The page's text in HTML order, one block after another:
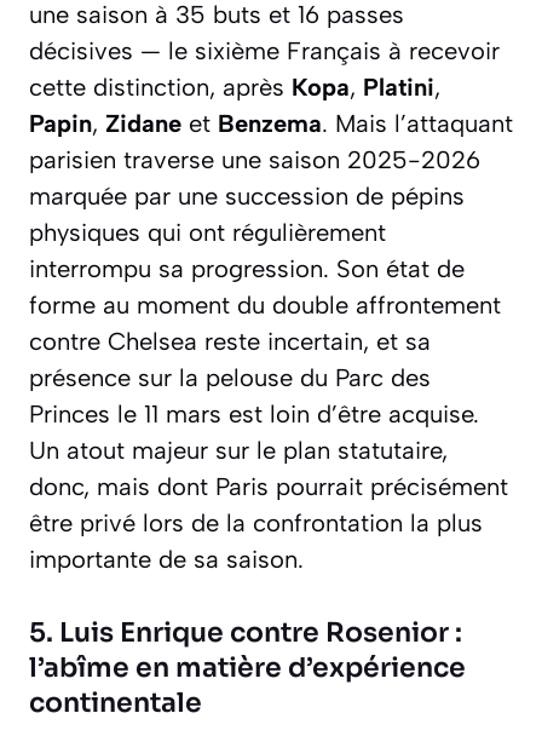
une saison à 35 buts et 16 passes
décisives — le sixième Français à recevoir
cette distinction, après Kopa, Platini,
Papin, Zidane et Benzema. Mais l’attaquant
parisien traverse une saison 2025-2026
marquée par une succession de pépins
physiques qui ont régulièrement
interrompu sa progression. Son état de
forme au moment du double affrontement
contre Chelsea reste incertain, et sa
présence sur la pelouse du Parc des
Princes le 11 mars est loin d’être acquise.
Un atout majeur sur le plan statutaire,
donc, mais dont Paris pourrait précisément
être privé lors de la confrontation la plus
importante de sa saison.
5. Luis Enrique contre Rosenior :
l’abîme en matière d’expérience
continentale